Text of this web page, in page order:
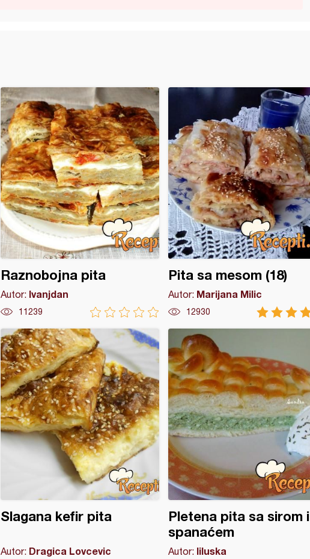
Raznobojna pita
Autor: Ivanjdan
11239
Pita sa mesom (18)
Autor: Marijana Milic
12930
Slagana kefir pita
Autor: Dragica Lovcevic
Pletena pita sa sirom i
spanaćem
Autor: liluska